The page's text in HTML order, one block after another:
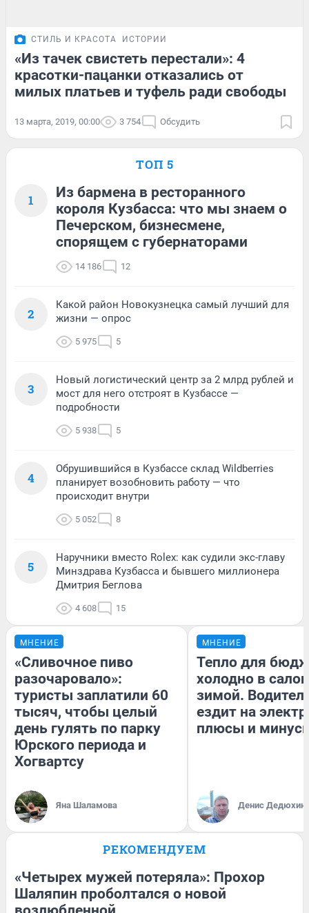
СТИЛЬ И КРАСОТА ИСТОРИИ
«Из тачек свистеть перестали»: 4
красотки-пацанки отказались от
милых платьев и туфель ради свободы
13 марта, 2019, 00:00 3 754 Обсудить
ТОП 5
1
Из бармена в ресторанного
короля Кузбасса: что мы знаем о
Печерском, бизнесмене,
спорящем с губернаторами
14 186 12
2
Какой район Новокузнецка самый лучший для
жизни — опрос
5 975 5
3
Новый логистический центр за 2 млрд рублей и
мост для него отстроят в Кузбассе —
подробности
5 938 5
4
Обрушившийся в Кузбассе склад Wildberries
планирует возобновить работу — что
происходит внутри
5 052 8
5
Наручники вместо Rolex: как судили экс-главу
Минздрава Кузбасса и бывшего миллионера
Дмитрия Беглова
4 608 15
МНЕНИЕ
«Сливочное пиво
разочаровало»:
туристы заплатили 60
тысяч, чтобы целый
день гулять по парку
Юрского периода и
Хогвартсу
Яна Шаламова
МНЕНИЕ
Тепло для
холодно в
зимой.
ездит на
плюсы и
Денис Дедюхин
РЕКОМЕНДУЕМ
«Четырех мужей потеряла»: Прохор
Шаляпин проболтался о новой